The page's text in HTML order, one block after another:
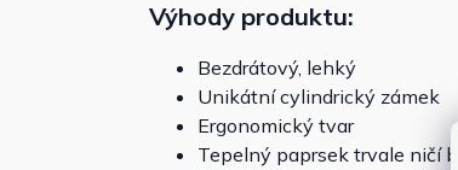
Výhody produktu:
Bezdrátový, lehký
Unikátní cylindrický zámek
Ergonomický tvar
Tepelný paprsek trvale ničí